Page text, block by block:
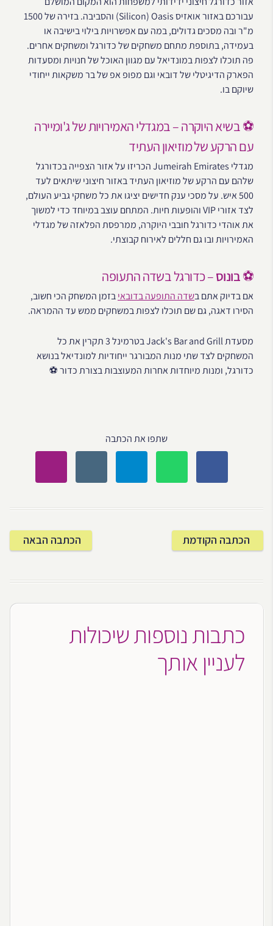
עבורכם באזור אואזיס Silicon) Oasis) והסביבה. בזירה של 1500
מ"ר ובה מסכים גדולים, במה עם אפשרויות בילוי בישיבה או
בעמידה, בתוספת מתחם משחקים של כדורגל ומשחקים אחרים.
פה תוכלו לצפות במונדיאל עם מגוון האוכל של חנויות ומסעדות
הפארק הדיגיטלי של דובאי וגם מפופ אפ של בר משקאות ייחודי
שיוקם בו.
⚽ בשיא היוקרה – במגדלי האמירויות של ג'ומיירה
עם הרקע של מוזיאון העתיד
מגדלי Jumeirah Emirates הכריזו על אזור הצפייה בכדורגל
שלהם עם הרקע של מוזיאון העתיד באזור חיצוני שיתאים לעד
500 איש. על מסכי ענק חדישים יציגו את כל משחקי גביע העולם,
לצד אזורי VIP והופעות חיות. המתחם עוצב במיוחד כדי למשוך
את אוהדי כדורגל חובבי היוקרה, ממרפסת הפלאזה של מגדלי
האמירויות ובו גם חללים לאירוח קבוצתי.
⚽בונוס– כדורגל בשדה התעופה
אם בדיוק אתם בשדה התופעה בדובאיבזמן המשחק הכי חשוב,
הסירו דאגה, גם שם תוכלו לצפות במשחקים ממש עד ההמראה.
מסעדת Jack's Bar and Grill בטרמינל 3 תקרין את כל
המשחקים לצד שתי מנות המבורגר ייחודיות למונדיאל בנושא
כדורגל, ומנות מיוחדות אחרות המעוצבות בצורת כדור ⚽
שתפו את הכתבה
הכתבה הקודמת הכתבה הבאה
כתבות נוספות שיכולות
לעניין אותך